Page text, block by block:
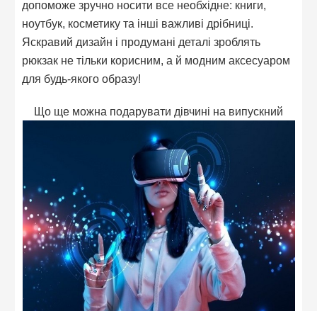
допоможе зручно носити все необхідне: книги,
ноутбук, косметику та інші важливі дрібниці.
Яскравий дизайн і продумані деталі зроблять
рюкзак не тільки корисним, а й модним аксесуаром
для будь-якого образу!
Що ще можна подарувати дівчині на випускний